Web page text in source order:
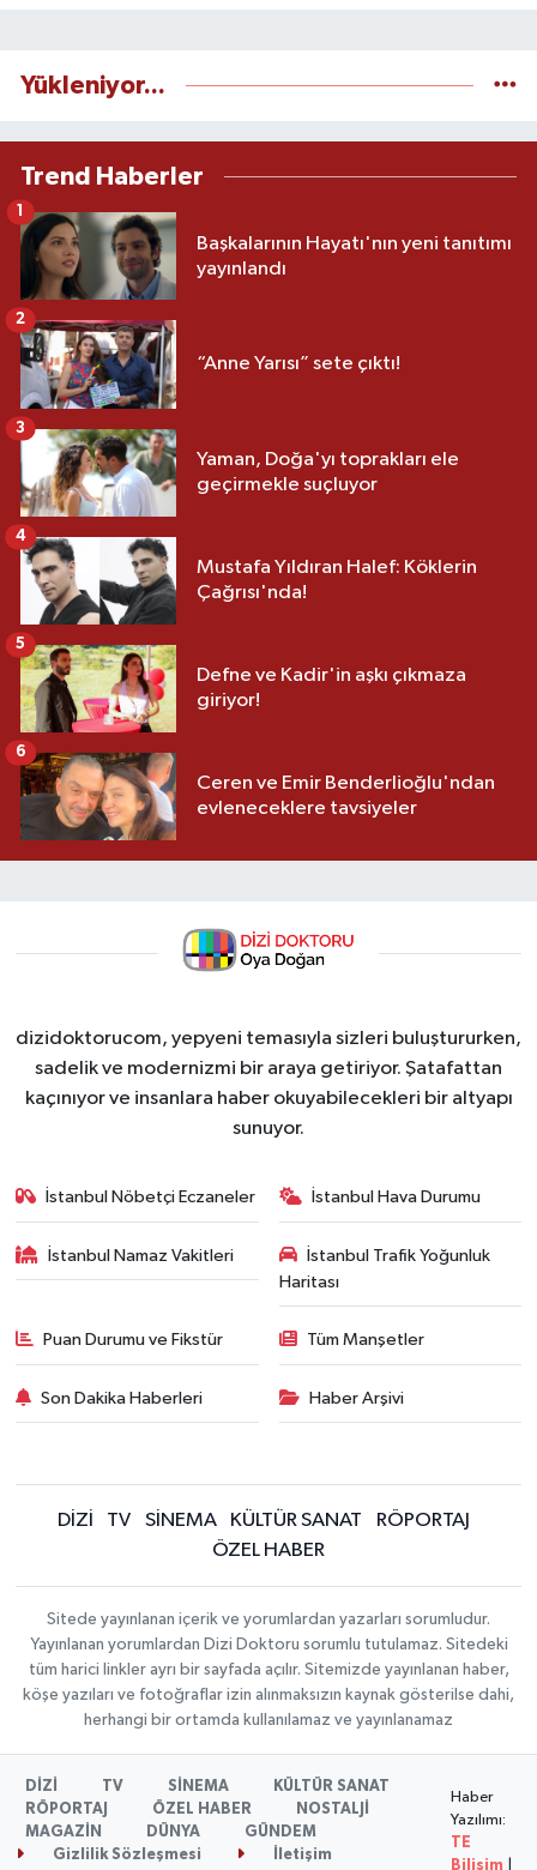
Yükleniyor...
Trend Haberler
Başkalarının Hayatı'nın yeni tanıtımı
yayınlandı
“Anne Yarısı” sete çıktı!
2
Yaman, Doğa'yı toprakları ele
geçirmekle suçluyor
3
Mustafa Yıldıran Halef: Köklerin
Çağrısı'nda!
4
Defne ve Kadir'in aşkı çıkmaza
giriyor!
5
Ceren ve Emir Benderlioğlu'ndan
evleneceklere tavsiyeler
6
dizidoktorucom, yepyeni temasıyla sizleri buluştururken,
sadelik ve modernizmi bir araya getiriyor. Şatafattan
kaçınıyor ve insanlara haber okuyabilecekleri bir altyapı
sunuyor.
İstanbul Nöbetçi Eczaneler İstanbul Hava Durumu
İstanbul Namaz Vakitleri
İstanbul Trafik Yoğunluk
Haritası
Puan Durumu ve Fikstür Tüm Manşetler
Son Dakika Haberleri Haber Arşivi
DİZİ TV SİNEMA KÜLTÜR SANAT
RÖPORTAJ
ÖZEL HABER
Sitede yayınlanan içerik ve yorumlardan yazarları sorumludur.
Yayınlanan yorumlardan Dizi Doktoru sorumlu tutulamaz. Sitedeki
tüm harici linkler ayrı bir sayfada açılır. Sitemizde yayınlanan haber,
köşe yazıları ve fotoğraflar izin alınmaksızın kaynak gösterilse dahi,
herhangi bir ortamda kullanılamaz ve yayınlanamaz
DİZİ TV SİNEMA
KÜLTÜR SANAT
RÖPORTAJ
ÖZEL HABER
NOSTALJİ
MAGAZİN
DÜNYA
GÜNDEM
Gizlilik Sözleşmesi
İletişim
Haber
Yazılımı:
TE
Bilişim